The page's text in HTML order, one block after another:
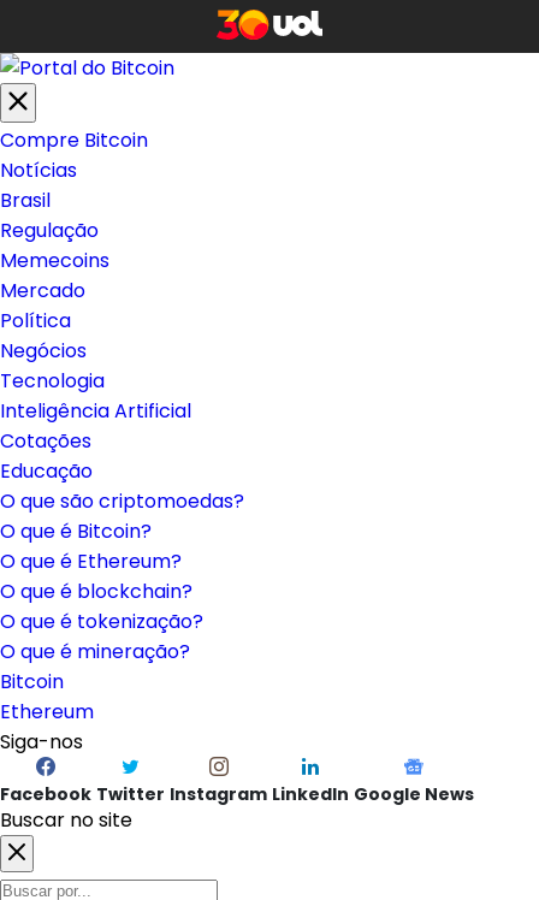
Compre Bitcoin
Notícias
Brasil
Regulação
Memecoins
Mercado
Política
Negócios
Tecnologia
Inteligência Artificial
Cotações
Educação
O que são criptomoedas?
O que é Bitcoin?
O que é Ethereum?
O que é blockchain?
O que é tokenização?
O que é mineração?
Bitcoin
Ethereum
Siga-nos
Facebook Twitter Instagram LinkedIn Google News
Buscar no site